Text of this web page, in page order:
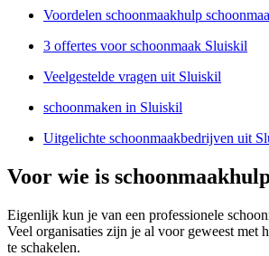
Voordelen schoonmaakhulp
3 offertes voor schoonmaak Sluiskil
Veelgestelde vragen uit Sluiskil
schoonmaken in Sluiskil
Uitgelichte schoonmaakbedrijven uit
Voor wie is
Eigenlijk kun je van een professionele
Veel organisaties zijn je al voor geweest met
te schakelen.